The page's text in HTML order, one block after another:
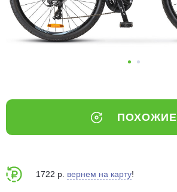
ПОХОЖИЕ
1722 р. вернем на карту!
Оплачивайте сегодня только
25% картой любого банка
выбранный способом
Оставшиеся75% будут